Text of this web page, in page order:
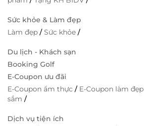
Sức khỏe & Làm đẹp
Làm đẹp /Sức khỏe /
Du lịch - Khách sạn
Booking Golf
E-Coupon ưu đãi
E-Coupon ẩm thực / E-Coupon làm đẹp
sắm /
Dịch vụ tiện ích